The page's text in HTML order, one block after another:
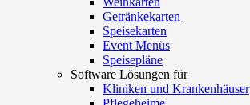
Getränkekarten
Speisekarten
Event Menüs
Speisepläne
Software Lösungen für
Kliniken und Krankenhäuser